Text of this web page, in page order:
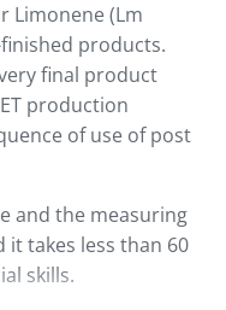
Limonene (Lm
products.
final product
production
of use of post
and the measuring
takes less than 60
skills.